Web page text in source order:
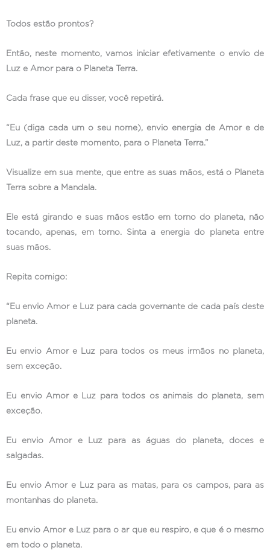
Todos estão prontos?
Então, neste momento, vamos iniciar efetivamente o envio de
Luz e Amor para o Planeta Terra.
Cada frase que eu disser, você repetirá.
“Eu (diga cada um o seu nome), envio energia de Amor e de
Luz, a partir deste momento, para o Planeta Terra.”
Visualize em sua mente, que entre as suas mãos, está o Planeta
Terra sobre a Mandala.
Ele está girando e suas mãos estão em torno do planeta, não
tocando, apenas, em torno. Sinta a energia do planeta entre
suas mãos.
Repita comigo:
“Eu envio Amor e Luz para cada governante de cada país deste
planeta.
Eu envio Amor e Luz para todos os meus irmãos no planeta,
sem exceção.
Eu envio Amor e Luz para todos os animais do planeta, sem
exceção.
Eu envio Amor e Luz para as águas do planeta, doces e
salgadas.
Eu envio Amor e Luz para as matas, para os campos, para as
montanhas do planeta.
Eu envio Amor e Luz para o ar que eu respiro, e que é o mesmo
em todo o planeta.